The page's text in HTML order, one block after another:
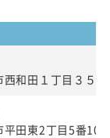
西和田１丁目３５
平田東2丁目5番10